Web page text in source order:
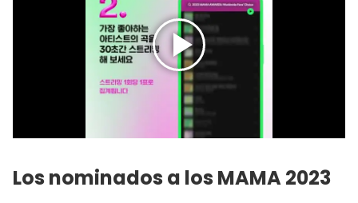
Los nominados a los MAMA 2023